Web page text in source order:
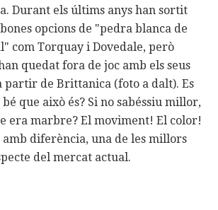
Durant els últims anys han sortit
opcions de "pedra blanca de
com Torquay i Dovedale, però
quedat fora de joc amb els seus
partir de Brittanica (foto a dalt). Es
que això és? Si no sabéssiu millor,
era marbre? El moviment! El color!
diferència, una de les millors
del mercat actual.